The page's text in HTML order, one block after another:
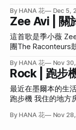
丟台灣的臉 每次有老外在旁邊做勢想看我在煮啥 我都壓力十
足 滿腦子想著要為國爭光 讓全世界人都知道台灣的美食 是多
摸地好吃 是多摸地美味 為了祖國本花可是拼了老命擠出一些
名堂來煮 像是宮保雞丁、炒羊肉、四物雞湯、麻婆豆腐等等
有天有個沙烏地阿拉伯人跟我說 「
讓我整個汗顏 我來澳洲之前根本不太煮飯 完全是半路出家 每
天煮飯之前猛Google 說要跟我請教台灣菜怎麼煮實在
的衛生棉牌子 (專輯原文是「依賴宣言」Declaration Of
Dependence 我承認和靠得住「溫柔宣言」系列很像，但也不
用這樣吧)好自在樂團 《靠得住》
這專輯名應該是Punk
會回來了) 搬來墨爾本後，最痛苦就是早上都會很想尿尿上廁
所 我的住所房間在二樓 廁所在一樓 (這間廁所是我這房專用
的，規劃很怪) 廁所離房間很遠，要長途跋涉才能一解尿意 多
遠呢？首先是打開房門通過這
個樓梯每次都會讓我聯想到大法師
By HANA 花 Dec 5,
Zee Avi | 關
這首歌是季小薇 Zee Avi 被挖
團The Raconteurs鼓手
名字是哪來的？跟英文名字完
室遇到雨天怎辦？ {democracy:43} 今早想前往[Puffing Billy]
(http://
(http://
太晚 (蔣中正是個被捧成英雄、自以為與眾不同的庸才) 整個
By HANA 花 Nov
Rock | 跑步
最近在墨爾本的生活很放
跑步機 我住的地方房租是我在永和的六倍 貴在哪裡呢？首先
值回票價 我每天都非常完好的使用著健身房 本公主(又稱本
By HANA 花 Nov